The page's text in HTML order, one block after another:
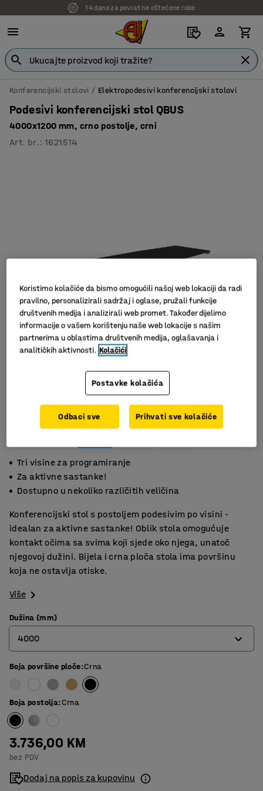
14 dana za povrat ne oštećene robe
7 godina garancije
Konferencijski stolovi Elektropodesivi konferencijski stolovi
Podesivi konferencijski stol QBUS
4000x1200 mm, crno postolje, crni
Art. br. :1621514
Tri visine za programiranje
Za aktivne sastanke!
Dostupno u nekoliko različitih veličina
Konferencijski stol s postoljem podesivim po visini -
idealan za aktivne sastanke! Oblik stola omogućuje
kontakt očima sa svima koji sjede oko njega, unatoč
njegovoj dužini. Bijela i crna ploča stola ima površinu
koja ne ostavlja otiske.
Više
Dužina (mm)
4000
2400
4000
Boja površine ploče:Crna
Boja postolja:Crna
3.736,00 KM
bez PDV
Dodaj na popis za kupovinu
Koristimo kolačiće da bismo omogućili našoj web lokaciji da radi
pravilno, personalizirali sadržaj i oglase, pružali funkcije
društvenih medija i analizirali web promet. Također dijelimo
informacije o vašem korištenju naše web lokacije s našim
partnerima u oblastima društvenih medija, oglašavanja i
analitičkih aktivnosti. Kolačići
Postavke kolačića
Odbaci sve Prihvati sve kolačiće